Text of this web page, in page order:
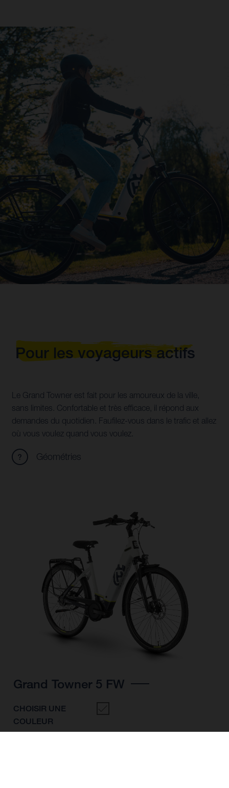
Pour les voyageurs actifs
Le Grand Towner est fait pour les amoureux de la ville,
sans limites. Confortable et très efficace, il répond aux
demandes du quotidien. Faufilez-vous dans le trafic et allez
où vous voulez quand vous voulez.
Géométries
Grand Towner 5 FW
CHOISIR UNE
COULEUR